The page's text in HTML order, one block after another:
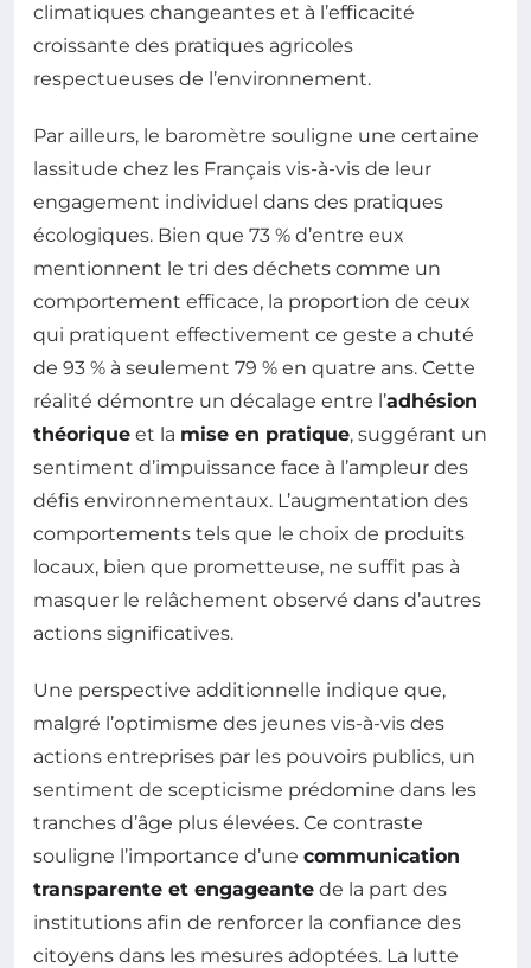
climatiques changeantes et à l’efficacité
croissante des pratiques agricoles
respectueuses de l’environnement.
Par ailleurs, le baromètre souligne une certaine
lassitude chez les Français vis-à-vis de leur
engagement individuel dans des pratiques
écologiques. Bien que 73 % d’entre eux
mentionnent le tri des déchets comme un
comportement efficace, la proportion de ceux
qui pratiquent effectivement ce geste a chuté
de 93 % à seulement 79 % en quatre ans. Cette
réalité démontre un décalage entre l’adhésion
théorique et la mise en pratique, suggérant un
sentiment d’impuissance face à l’ampleur des
défis environnementaux. L’augmentation des
comportements tels que le choix de produits
locaux, bien que prometteuse, ne suffit pas à
masquer le relâchement observé dans d’autres
actions significatives.
Une perspective additionnelle indique que,
malgré l’optimisme des jeunes vis-à-vis des
actions entreprises par les pouvoirs publics, un
sentiment de scepticisme prédomine dans les
tranches d’âge plus élevées. Ce contraste
souligne l’importance d’une communication
transparente et engageante de la part des
institutions afin de renforcer la confiance des
citoyens dans les mesures adoptées. La lutte